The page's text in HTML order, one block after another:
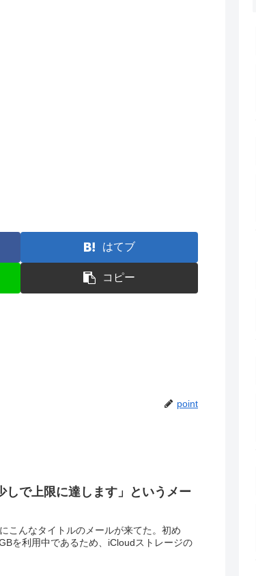
はてブ
コピー
point
しで上限に達します」というメー
こんなタイトルのメールが来てた。初め
を利用中であるため、iCloudストレージの